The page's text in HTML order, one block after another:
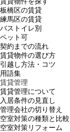
板橋区の賃貸
練馬区の賃貸
バストイレ別
ペット可
契約までの流れ
賃貸物件の選び方
引越し方法・コツ
用語集
賃貸管理
賃貸管理について
入居条件の見直し
管理会社の切り替え
空室対策の種類と比較
空室対策リフォーム